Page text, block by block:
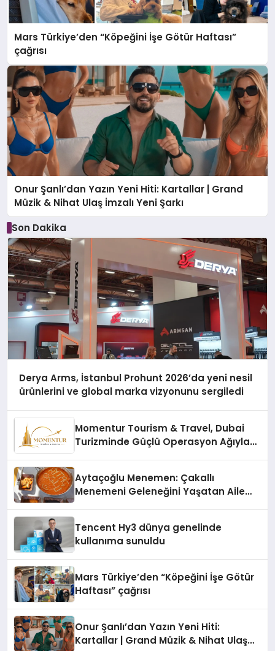
Mars Türkiye’den “Köpeğini İşe Götür Haftası”
çağrısı
Onur Şanlı’dan Yazın Yeni Hiti: Kartallar | Grand
Müzik & Nihat Ulaş İmzalı Yeni Şarkı
Son Dakika
Derya Arms, İstanbul Prohunt 2026’da yeni nesil
ürünlerini ve global marka vizyonunu sergiledi
Momentur Tourism & Travel, Dubai
Turizminde Güçlü Operasyon Ağıyla
Aytaçoğlu Menemen: Çakallı
Menemeni Geleneğini Yaşatan Aile
Tencent Hy3 dünya genelinde
kullanıma sunuldu
Mars Türkiye’den “Köpeğini İşe Götür
Haftası” çağrısı
Onur Şanlı’dan Yazın Yeni Hiti:
Kartallar | Grand Müzik & Nihat Ulaş